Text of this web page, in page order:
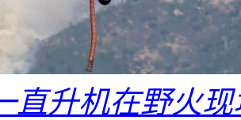
直升机在野火